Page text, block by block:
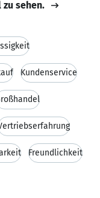
zu sehen.
Kundenservice
Freundlichkeit